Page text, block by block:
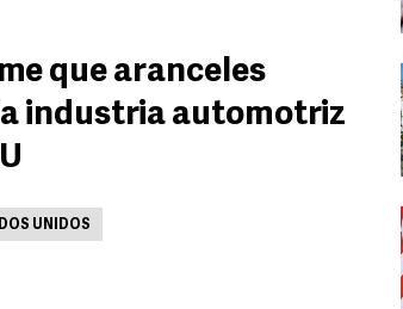
que aranceles
industria automotriz
UNIDOS